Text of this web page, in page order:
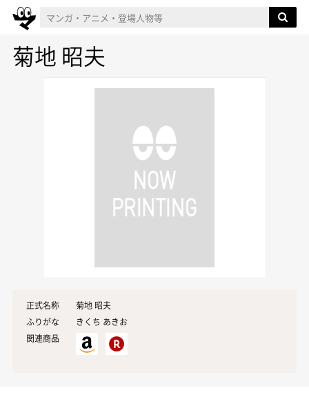
菊地 昭夫
正式名称
菊地 昭夫
ふりがな
きくち あきお
関連商品